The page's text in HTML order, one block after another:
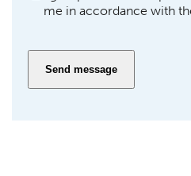
me in accordance with